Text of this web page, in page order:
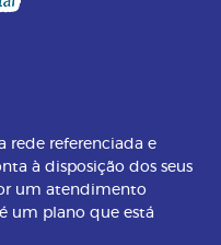
rede referenciada e
à disposição dos seus
um atendimento
um plano que está